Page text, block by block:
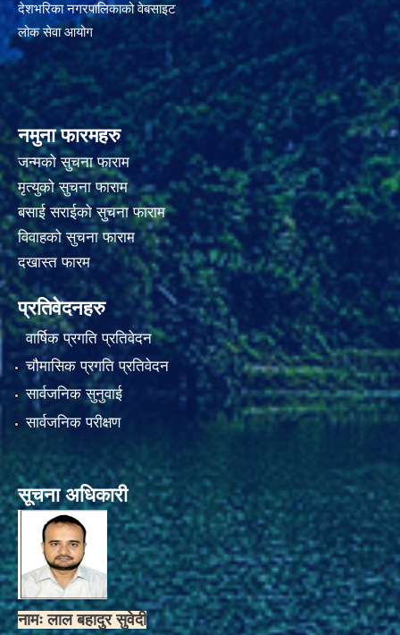
देशभरिका नगरपालिकाको वेबसाइट
लोक सेवा आयोग
नमुना फारमहरु
जन्मको सुचना फाराम
मृत्युको सुचना फाराम
बसाई सराईको सुचना फाराम
विवाहको सुचना फाराम
दखास्त फारम
प्रतिवेदनहरु
वार्षिक प्रगति प्रतिवेदन
चौमासिक प्रगति प्रतिवेदन
सार्वजनिक सुनुवाई
सार्वजनिक परीक्षण
सूचना अधिकारी
नामः लाल बहादुर सुवेदी